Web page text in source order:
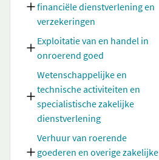
financiële dienstverlening en
verzekeringen
Exploitatie van en handel in
onroerend goed
Wetenschappelijke en
technische activiteiten en
specialistische zakelijke
dienstverlening
Verhuur van roerende
goederen en overige zakelijke